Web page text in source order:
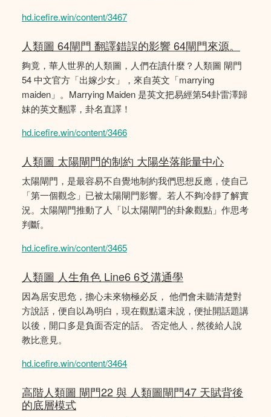
hd.icefire.win/content/3467
人類圖 64閘門 翻譯錯誤的影響 64閘門來源。
夠竟，華人世界的人類圖，人們在讀什麼？人類圖 閘門
54 中文官方「出嫁少女」，來自英文「marrying
maiden」。Marrying Maiden 是英文把易經第54卦雷澤歸
妹的英文翻譯，卦名直譯！
hd.icefire.win/content/3466
人類圖 太陽閘門的制約 大陽坐落能量中心
太陽閘門，是最容易不自覺地制約我們思想反應，使自己
「第一個觀念」已被太陽閘門影響。若人不夠冷靜了解實
況。太陽閘門推動了人「以太陽閘門的卦象觀點」作思考
判斷。
hd.icefire.win/content/3465
人類圖 人生角色 Line6 6爻溝通學
因為居安思危，擔心未來物極必反， 他們會未聽清楚對
方說話，便自以為明白，現在觀點還未說，便扯開話題講
以後，開口多是負面否定的話。 否定他人，然後給人說
教比意見。
hd.icefire.win/content/3464
高階人類圖 閘門22 與 人類圖閘門47 天賦背後
的底層模式